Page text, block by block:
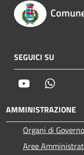
SEGUICI SU
Youtube
AMMINISTRAZIONE
Organi di Governo
Aree